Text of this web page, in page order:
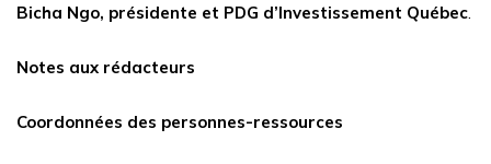
Bicha Ngo, présidente et PDG d’Investissement Québec.
Notes aux rédacteurs
Coordonnées des personnes-ressources